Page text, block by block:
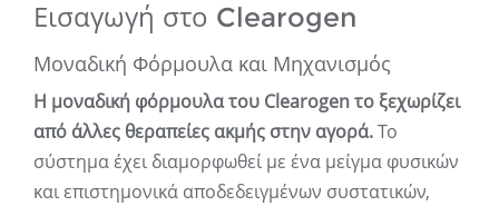
Εισαγωγή στο Clearogen
Μοναδική Φόρμουλα και Μηχανισμός
Η μοναδική φόρμουλα του Clearogen το ξεχωρίζει
από άλλες θεραπείες ακμής στην αγορά.Το
σύστημα έχει διαμορφωθεί με ένα μείγμα φυσικών
και επιστημονικά αποδεδειγμένων συστατικών,